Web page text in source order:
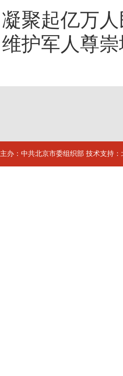
凝聚起亿万
维护军人尊
主办：中共北京市委组织部 技术支持